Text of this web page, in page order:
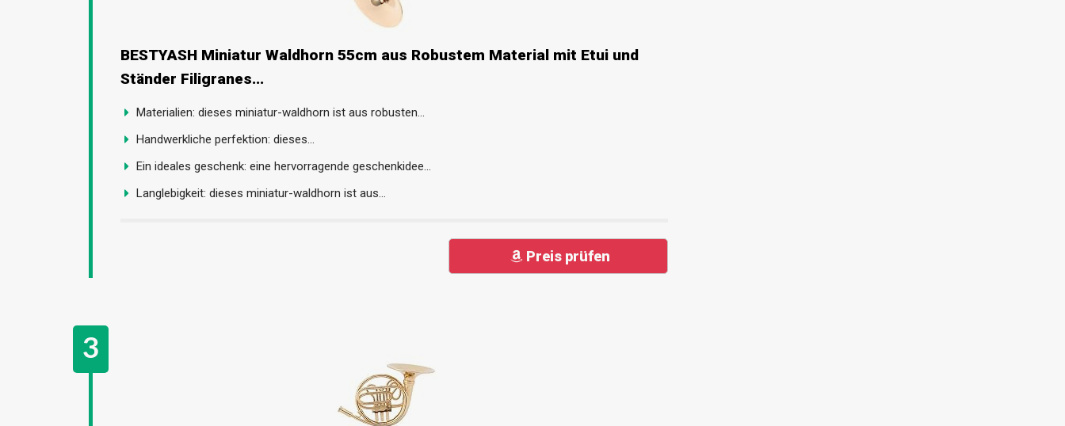
BESTYASH Miniatur Waldhorn 55cm aus Robustem Material mit Etui und
Ständer Filigranes...
Materialien: dieses miniatur-waldhorn ist aus robusten...
Handwerkliche perfektion: dieses...
Ein ideales geschenk: eine hervorragende geschenkidee...
Langlebigkeit: dieses miniatur-waldhorn ist aus...
Preis prüfen